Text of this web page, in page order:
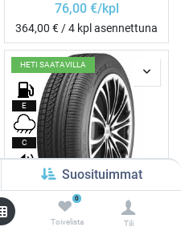
Suosituimmat
0
Toivelista Tili
76,00€/kpl
364,00 € / 4 kpl asennettuna
HETI SAATAVILLA
E
C
NANKANG AS-1